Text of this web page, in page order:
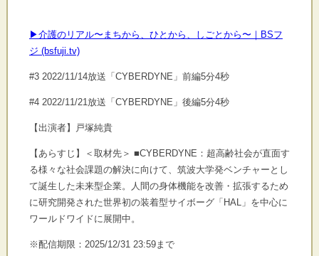
▶介護のリアル〜まちから、ひとから、しごとから〜｜BSフ
ジ (bsfuji.tv)
#3 2022/11/14放送「CYBERDYNE」前編5分4秒
#4 2022/11/21放送「CYBERDYNE」後編5分4秒
【出演者】戸塚純貴
【あらすじ】＜取材先＞ ■CYBERDYNE：超高齢社会が直面す
る様々な社会課題の解決に向けて、筑波大学発ベンチャーとし
て誕生した未来型企業。人間の身体機能を改善・拡張するため
に研究開発された世界初の装着型サイボーグ「HAL」を中心に
ワールドワイドに展開中。
※配信期限：2025/12/31 23:59まで